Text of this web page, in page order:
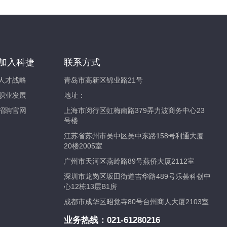
入科捷
才战略
业发展
聘官网
联系方式
青岛市高新区锦业路21号
地址：
上海市闵行区虹梅南路379弄力波商务中心23
号楼
江苏省苏州市吴中区吴中东路158号利通大厦
20楼2005室
广州市天河区燕岭路89号燕侨大厦2112室
深圳市龙岗区坂田街道吉华路489号乐荟科创中
心12栋13层B1房
成都市成华区昭觉寺80号台州商人大厦2103室
业务热线： 021-61280216